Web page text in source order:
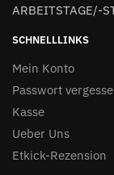
ARBEITSTAGE/-
SCHNELLLINKS
Mein Konto
Passwort
Kasse
Ueber Uns
Etkick-Rezension